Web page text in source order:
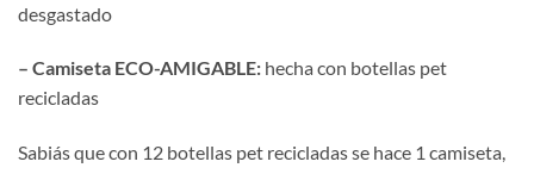
desgastado
– Camiseta ECO-AMIGABLE: hecha con botellas pet
recicladas
Sabiás que con 12 botellas pet recicladas se hace 1 camiseta,